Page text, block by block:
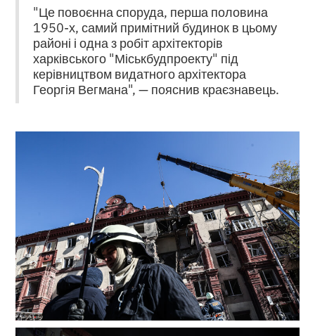
"Це повоєнна споруда, перша половина
1950-х, самий примітний будинок в цьому
районі і одна з робіт архітекторів
харківського "Міськбудпроекту" під
керівництвом видатного архітектора
Георгія Вегмана", — пояснив краєзнавець.